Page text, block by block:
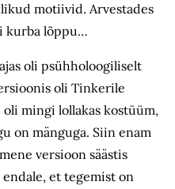
motiivid. Arvestades
kurba lõppu…
oli psühholoogiliselt
oli Tinkerile
mingi lollakas kostüüm,
on mänguga. Siin enam
versioon säästis
et tegemist on